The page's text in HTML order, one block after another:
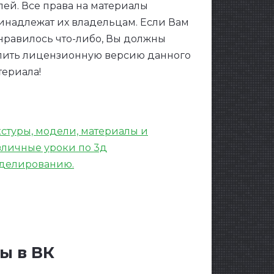
Ring Logo
Все права на материалы
их владельцам. Если Вам
что-либо, Вы должны
лицензионную версию данного
модели, материалы и
уроки по 3д
в ВК